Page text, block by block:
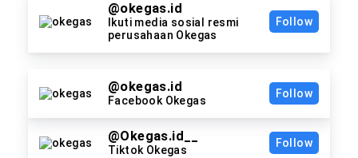
@okegas.id
Ikuti media sosial resmi
perusahaan Okegas
Follow
@okegas.id
Facebook Okegas
Follow
@Okegas.id__
Tiktok Okegas
Follow